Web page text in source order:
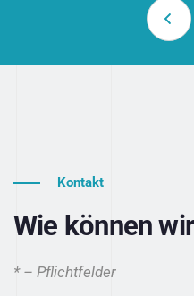
Kontakt
Wie können
* – Pflichtfelder